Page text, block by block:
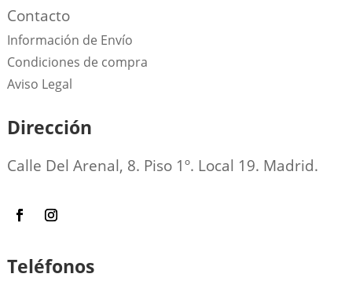
Contacto
Información de Envío
Condiciones de compra
Aviso Legal
Dirección
Calle Del Arenal, 8. Piso 1º. Local 19. Madrid.
Teléfonos